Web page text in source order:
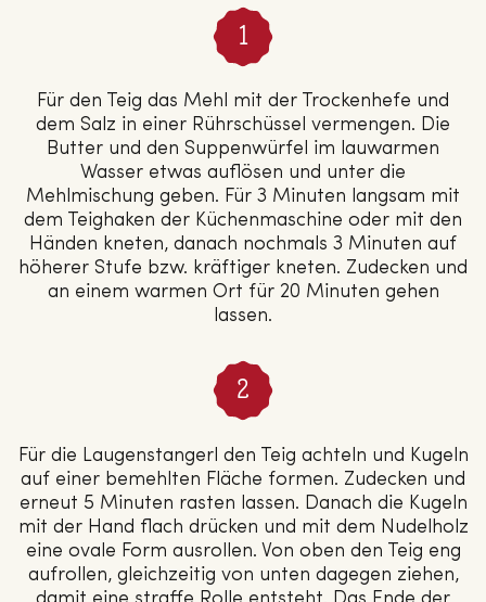
Für den Teig das Mehl mit der Trockenhefe und
dem Salz in einer Rührschüssel vermengen. Die
Butter und den Suppenwürfel im lauwarmen
Wasser etwas auflösen und unter die
Mehlmischung geben. Für 3 Minuten langsam mit
dem Teighaken der Küchenmaschine oder mit den
Händen kneten, danach nochmals 3 Minuten auf
höherer Stufe bzw. kräftiger kneten. Zudecken und
an einem warmen Ort für 20 Minuten gehen
lassen.
Für die Laugenstangerl den Teig achteln und Kugeln
auf einer bemehlten Fläche formen. Zudecken und
erneut 5 Minuten rasten lassen. Danach die Kugeln
mit der Hand flach drücken und mit dem Nudelholz
eine ovale Form ausrollen. Von oben den Teig eng
aufrollen, gleichzeitig von unten dagegen ziehen,